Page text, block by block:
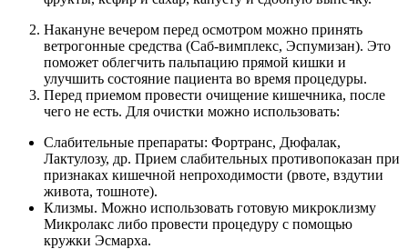
Накануне вечером перед осмотром можно принять
ветрогонные средства (Саб-вимплекс, Эспумизан). Это
поможет облегчить пальпацию прямой кишки и
улучшить состояние пациента во время процедуры.
Перед приемом провести очищение кишечника, после
чего не есть. Для очистки можно использовать:
Слабительные препараты: Фортранс, Дюфалак,
Лактулозу, др. Прием слабительных противопоказан при
признаках кишечной непроходимости (рвоте, вздутии
живота, тошноте).
Клизмы. Можно использовать готовую микроклизму
Микролакс либо провести процедуру с помощью
кружки Эсмарха.